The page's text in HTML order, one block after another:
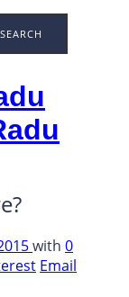
with 0
Email